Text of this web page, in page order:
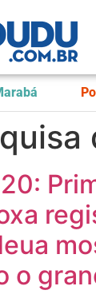
o